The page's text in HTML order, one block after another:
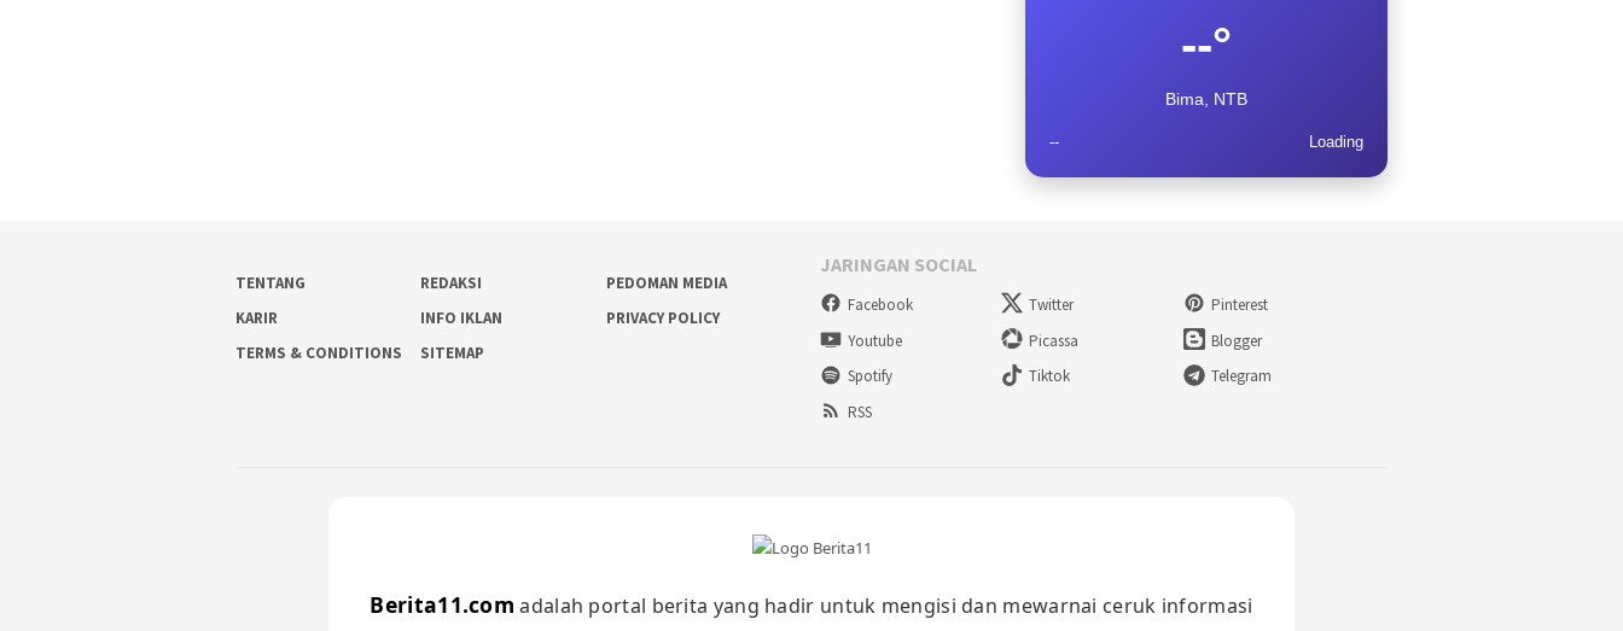
--°
Bima, NTB
-- Loading
TENTANG REDAKSI
PEDOMAN MEDIA
KARIR
INFO IKLAN
PRIVACY POLICY
TERMS & CONDITIONS
SITEMAP
JARINGAN SOCIAL
Facebook Twitter
Pinterest
Youtube
Picassa
Blogger
Spotify
Tiktok
Telegram
RSS
Berita11.com adalah portal berita yang hadir untuk mengisi dan mewarnai ceruk informasi